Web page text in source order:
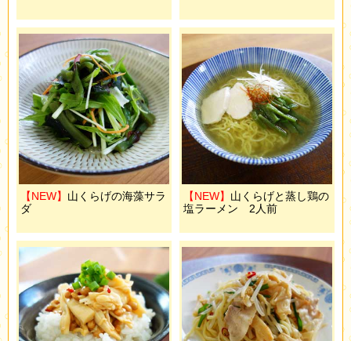
【NEW】 山くらげの海藻サラ
ダ
【NEW】 山くらげと蒸し鶏の
塩ラーメン 2人前